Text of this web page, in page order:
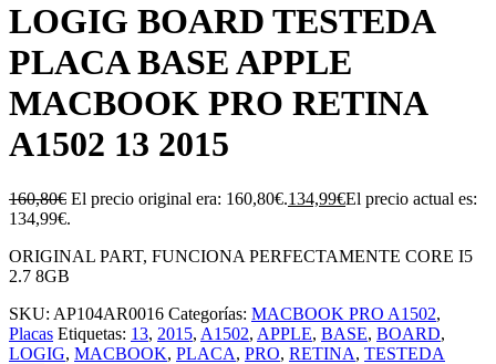
LOGIG BOARD TESTEDA
PLACA BASE APPLE
MACBOOK PRO RETINA
A1502 13 2015
160,80€ El precio original era: 160,80€.134,99€El precio actual es:
134,99€.
ORIGINAL PART, FUNCIONA PERFECTAMENTE CORE I5
2.7 8GB
SKU: AP104AR0016 Categorías: MACBOOK PRO A1502,
Placas Etiquetas: 13, 2015, A1502, APPLE, BASE, BOARD,
LOGIG, MACBOOK, PLACA, PRO, RETINA, TESTEDA